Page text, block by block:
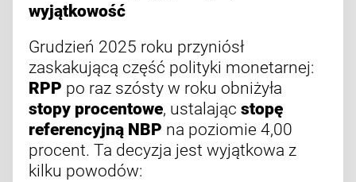
wyjątkowość
Grudzień 2025 roku przyniósł
zaskakującą część polityki monetarnej:
RPP po raz szósty w roku obniżyła
stopy procentowe, ustalając stopę
referencyjną NBP na poziomie 4,00
procent. Ta decyzja jest wyjątkowa z
kilku powodów: